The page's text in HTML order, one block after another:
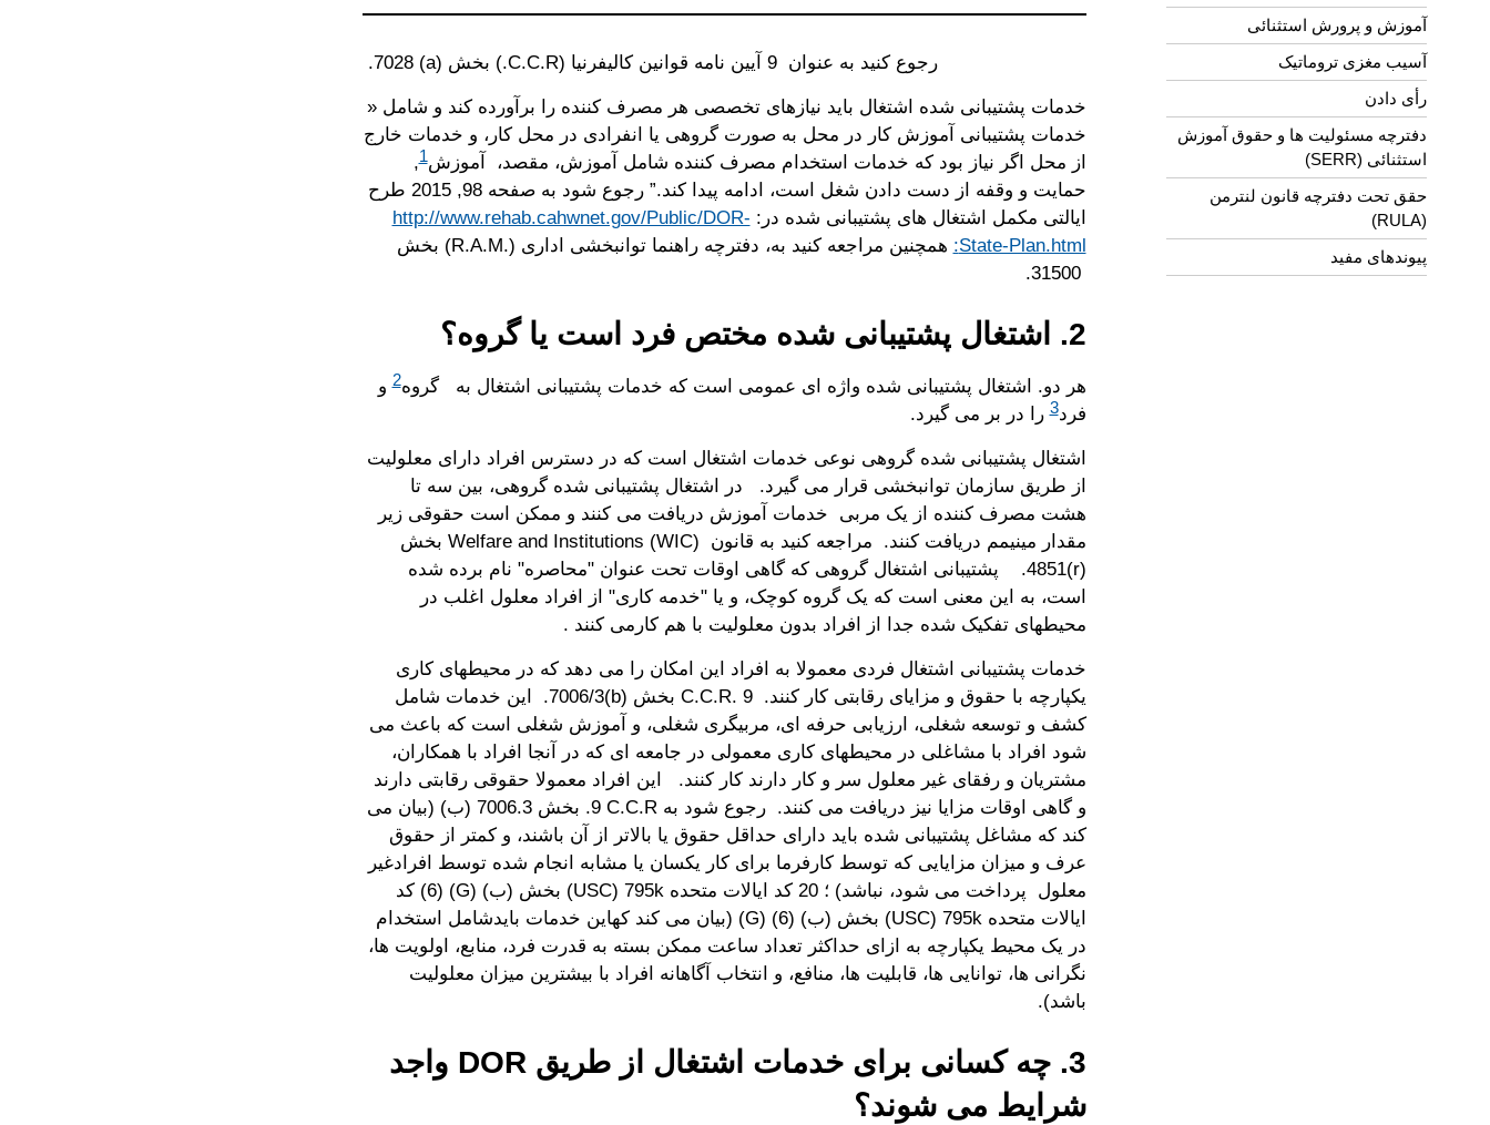
آموزش و پرورش استثنائی
آسیب مغزی تروماتیک
رأی دادن
دفترچه مسئولیت ها و حقوق آموزش
استثنائی (SERR)
حقق تحت دفترچه قانون لنترمن
(RULA)
پیوندهای مفید
رجوع کنید به عنوان 9 آیین نامه قوانین کالیفرنیا (C.C.R.) بخش ‎7028‎ (a)‎‎.
خدمات پشتیبانی شده اشتغال باید نیازهای تخصصی هر مصرف کننده را برآورده کند و شامل «
خدمات پشتیبانی آموزش کار در محل به صورت گروهی یا انفرادی در محل کار، و خدمات خارج
از محل اگر نیاز بود که خدمات استخدام مصرف کننده شامل آموزش، مقصد، آموزش1
,
حمایت و وقفه از دست دادن شغل است، ادامه پیدا کند.” رجوع شود به صفحه 98, 2015 طرح
ایالتی مکمل اشتغال های پشتیبانی شده در: http://www.rehab.cahwnet.gov/Public/DOR-
State-Plan.html:
همچنین مراجعه کنید به، دفترچه راهنما توانبخشی اداری ‎(R.A.M.)‎ بخش‏
31500‎ ‎.
2. اشتغال پشتیبانی شده مختص فرد است یا گروه؟
هر دو. اشتغال پشتیبانی شده واژه ای عمومی است که خدمات پشتیبانی اشتغال به گروه2و
فرد3را در بر می گیرد.
اشتغال پشتیبانی شده گروهی نوعی خدمات اشتغال است که در دسترس افراد دارای معلولیت
از طریق سازمان توانبخشی قرار می گیرد. در اشتغال پشتیبانی شده گروهی، بین سه تا
هشت مصرف کننده از یک مربی خدمات آموزش دریافت می کنند و ممکن است حقوقی زیر
مقدار مینیمم دریافت کنند. مراجعه کنید به قانون Welfare and Institutions (WIC)‎ بخش
4851‎(r)‎. پشتیبانی اشتغال گروهی که گاهی اوقات تحت عنوان "محاصره" نام برده شده
است، به این معنی است که یک گروه کوچک، و یا "خدمه کاری" از افراد معلول اغلب در
محیطهای تفکیک شده جدا از افراد بدون معلولیت با هم کارمی کنند .
خدمات پشتیبانی اشتغال فردی معمولا به افراد این امکان را می دهد که در محیطهای کاری
یکپارچه با حقوق و مزایای رقابتی کار کنند. 9 C.C.R.‎ بخش ‎7006/3‎(b)‎‎. این خدمات شامل
کشف و توسعه شغلی، ارزیابی حرفه ای، مربیگری شغلی، و آموزش شغلی است که باعث می
شود افراد با مشاغلی در محیطهای کاری معمولی در جامعه ای که در آنجا افراد با همکاران،
مشتریان و رفقای غیر معلول سر و کار دارند کار کنند. این افراد معمولا حقوقی رقابتی دارند
و گاهی اوقات مزایا نیز دریافت می کنند. رجوع شود به 9‎ ‎C.C.R. بخش ‎‎7006.3 (ب) (بیان می
کند که مشاغل پشتیبانی شده باید دارای حداقل حقوق یا بالاتر از آن باشند، و کمتر از حقوق
عرف و میزان مزایایی که توسط کارفرما برای کار یکسان یا مشابه انجام شده توسط افرادغیر
معلول پرداخت می شود، نباشد) ؛ 20 کد ایالات متحده ‎(USC) 795k‎ بخش (ب) ‎(6) (G)‎ کد
ایالات متحده ‎(‎USC) 795k بخش (ب) (6) (G) (بیان می کند کهاین خدمات بایدشامل استخدام
در یک محیط یکپارچه به ازای حداکثر تعداد ساعت ممکن بسته به قدرت فرد، منابع، اولویت ها،
نگرانی ها، توانایی ها، قابلیت ها، منافع، و انتخاب آگاهانه افراد با بیشترین میزان معلولیت
باشد).
3. چه کسانی برای خدمات اشتغال از طریق DOR واجد
شرایط می شوند؟